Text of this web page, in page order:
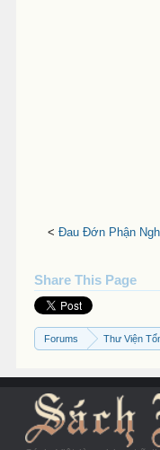
< Đau Đớn Phận
Share This Page
Forums Thư Viện